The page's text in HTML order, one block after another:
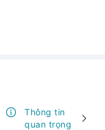
Thông tin
quan trọng